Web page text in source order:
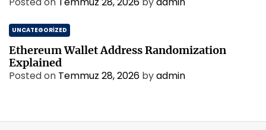
UNCATEGORIZED
Ethereum Wallet Address Randomization
Explained
Posted on Temmuz 28, 2026 byadmin